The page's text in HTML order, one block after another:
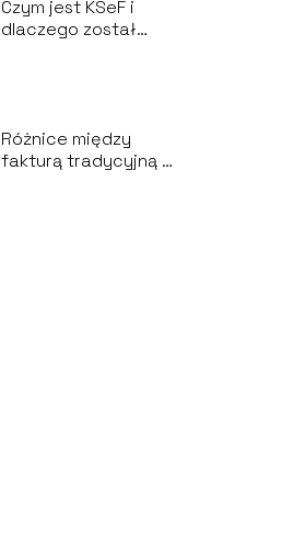
Czym jest KSeF i
dlaczego został
Różnice między
fakturą tradycyjną a